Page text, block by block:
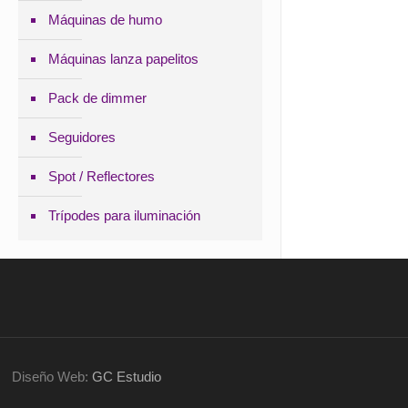
Máquinas de humo
Máquinas lanza papelitos
Pack de dimmer
Seguidores
Spot / Reflectores
Trípodes para iluminación
Diseño Web:GC Estudio